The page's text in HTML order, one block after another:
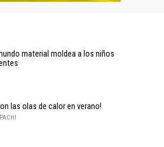
material moldea a los niños
las olas de calor en verano!